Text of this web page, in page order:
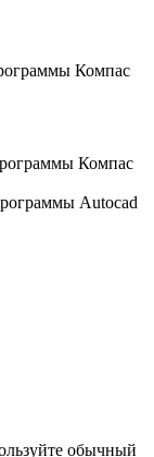
Компас
Компас
Autocad
обычный